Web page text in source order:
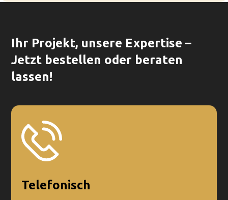
Ihr Projekt, unsere Expertise –
Jetzt bestellen oder beraten
lassen!
Telefonisch